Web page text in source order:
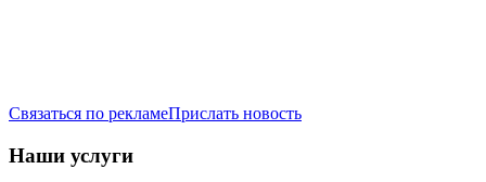
Связаться по рекламеПрислать новость
Наши услуги